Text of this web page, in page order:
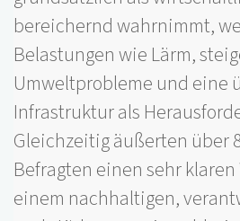
bereichernd wahrnimmt,
Belastungen wie Lärm,
Umweltprobleme und eine
Infrastruktur als
Gleichzeitig äußerten über
Befragten einen sehr
einem nachhaltigen,